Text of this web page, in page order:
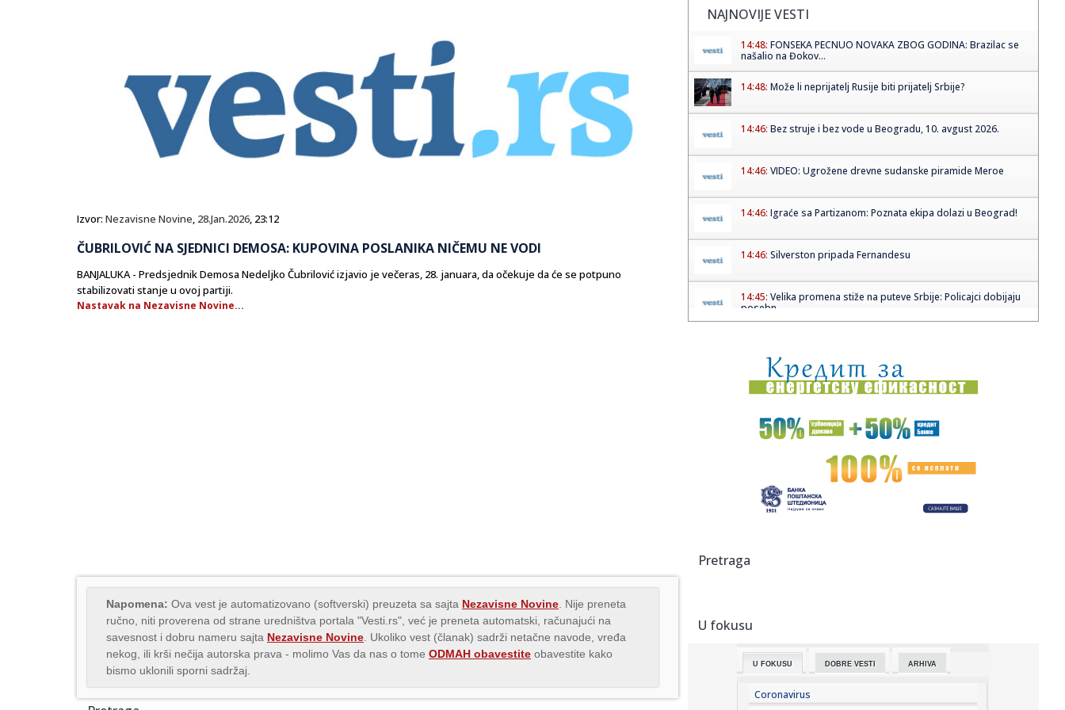
Izvor: Nezavisne Novine, 28.Jan.2026, 23:12
ČUBRILOVIĆ NA SJEDNICI DEMOSA: KUPOVINA POSLANIKA NIČEMU NE VODI
BANJALUKA - Predsjednik Demosa Nedeljko Čubrilović izjavio je večeras, 28. januara, da očekuje da će se potpuno
stabilizovati stanje u ovoj partiji.
Nastavak na Nezavisne Novine...
Napomena: Ova vest je automatizovano (softverski) preuzeta sa sajta Nezavisne Novine . Nije preneta
ručno, niti proverena od strane uredništva portala "Vesti.rs", već je preneta automatski, računajući na
savesnost i dobru nameru sajta Nezavisne Novine . Ukoliko vest (članak) sadrži netačne navode, vređa
nekog, ili krši nečija autorska prava - molimo Vas da nas o tome ODMAH obavestite obavestite kako
bismo uklonili sporni sadržaj.
NAJNOVIJE VESTI
14:48: FONSEKA PECNUO NOVAKA ZBOG GODINA: Brazilac se
našalio na Đokov...
14:48: Može li neprijatelj Rusije biti prijatelj Srbije?
14:46: Bez struje i bez vode u Beogradu, 10. avgust 2026.
14:46: VIDEO: Ugrožene drevne sudanske piramide Meroe
14:46: Igraće sa Partizanom: Poznata ekipa dolazi u Beograd!
14:46: Silverston pripada Fernandesu
14:45: Velika promena stiže na puteve Srbije: Policajci dobijaju
posebn...
14:37:Blokaderski mediji tuguju: Hromos gasi proizvodnju u
Zagrebu, deo...
14:34:Sahrane i kremacije u Beogradu, 10. avgust 2026.
Bešiktaš i Vlahović – prvi pozitivni signali Srbina
14:31:Vučić o izborima i blokaderima: Ako pobede, čestitaću im,
14:30:
14:30:
Opservatorija NASA-e pada na Zemlju, a njeno
Pretraga
U fokusu
U FOKUSU DOBRE VESTI ARHIVA
Coronavirus